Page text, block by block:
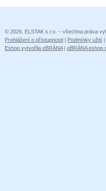
© 2026, ELSTAK s.r.o. – všechna práva
Prohlášení o přístupnosti | Podmínky užití |
Eshop vytvořila eBRÁNA| eBRÁNA eshop